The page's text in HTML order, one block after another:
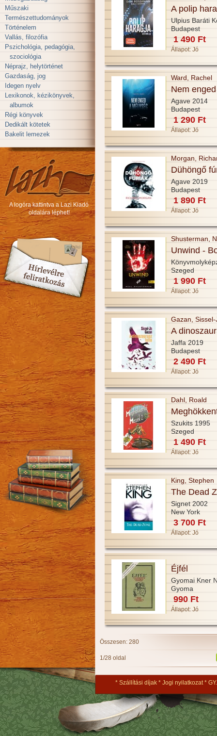
Műszaki
Természettudományok
Történelem
Vallás, filozófia
Pszichológia, pedagógia,
szociológia
Néprajz, helytörténet
Gazdaság, jog
Idegen nyelv
Lexikonok, kézikönyvek,
albumok
Régi könyvek
Dedikált kötetek
Bakelit lemezek
A logóra kattintva a Lazi Kiadó
oldalára léphet!
A polip
Ulpius Baráti
Budapest
1 490 Ft
Állapot: Jó
Ward, Rachel
Nem
Agave 2014
Budapest
1 290 Ft
Állapot: Jó
Morgan,
Dühöngő
Agave 2019
Budapest
1 890 Ft
Állapot: Jó
Shusterman,
Unwind -
Szeged
1 990 Ft
Állapot: Jó
Gazan, Sissel-
A
Jaffa 2019
Budapest
2 490 Ft
Állapot: Jó
Dahl, Roald
Szukits 1995
Szeged
1 490 Ft
Állapot: Jó
King, Stephen
The Dead
Signet 2002
New York
3 700 Ft
Állapot: Jó
Éjfél
Gyomai Kner
Gyoma
990 Ft
Állapot: Jó
Összesen: 280
1/28 oldal
Szállítási díjak Jogi nyilatkozat